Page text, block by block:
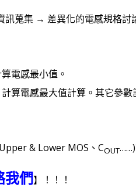
訊蒐集 → 差異化的電感規格
電感最小值。
算電感最大值計算。其它參
Upper & Lower MOS、COUT……)
我們】！！！